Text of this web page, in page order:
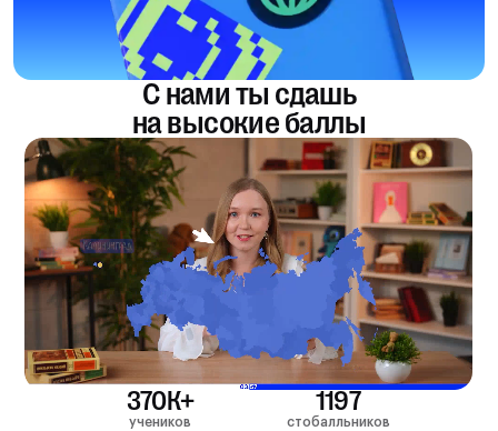
С нами ты сдашь
на высокие баллы
370К+
учеников
1197
стобалльников